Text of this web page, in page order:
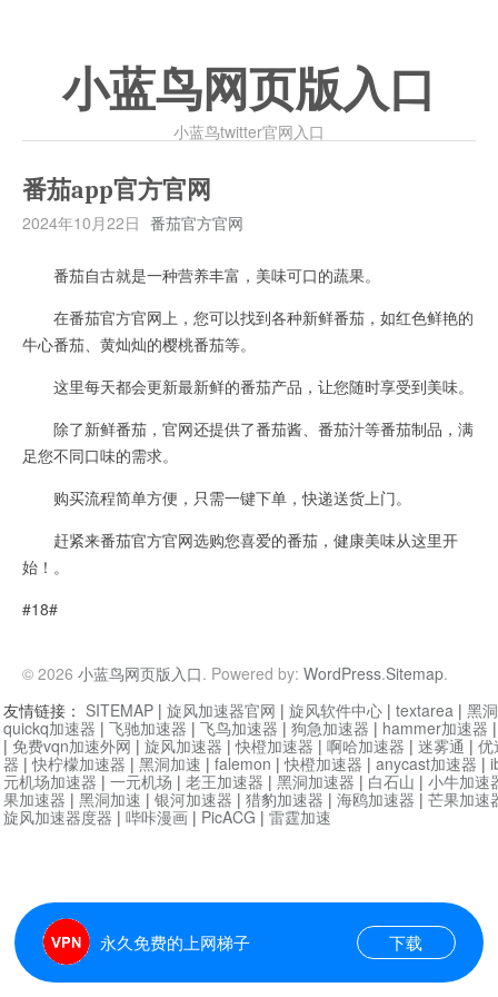
小蓝鸟网页版入口
小蓝鸟twitter官网入口
番茄app官方官网
2024年10月22日 番茄官方官网
番茄自古就是一种营养丰富，美味可口的蔬果。
在番茄官方官网上，您可以找到各种新鲜番茄，如红色鲜艳的
牛心番茄、黄灿灿的樱桃番茄等。
这里每天都会更新最新鲜的番茄产品，让您随时享受到美味。
除了新鲜番茄，官网还提供了番茄酱、番茄汁等番茄制品，满
足您不同口味的需求。
购买流程简单方便，只需一键下单，快递送货上门。
赶紧来番茄官方官网选购您喜爱的番茄，健康美味从这里开
始！。
#18#
© 2026 小蓝鸟网页版入口. Powered by: WordPress.Sitemap.
永久免费的上网梯子 下载
友情链接： SITEMAP | 旋风加速器官网 | 旋风软件中心 | textarea | 黑
quickq加速器 | 飞驰加速器 | 飞鸟加速器 | 狗急加速器 | hammer加速器
| 免费vqn加速外网 | 旋风加速器 |快橙加速器 | 啊哈加速器 | 迷雾通 | 优
器 |快柠檬加速器 | 黑洞加速 | falemon |快橙加速器 | anycast加速器 |
元机场加速器 | 一元机场 | 老王加速器 | 黑洞加速器 | 白石山 | 小牛加速
果加速器 | 黑洞加速 | 银河加速器 | 猎豹加速器 | 海鸥加速器 | 芒果加速
旋风加速器度器 | 哔咔漫画 | PicACG | 雷霆加速